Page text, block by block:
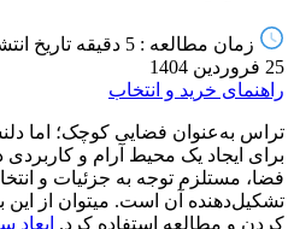
زمان مطالعه : 5 دقیقه تاریخ انتشار : 03
25 فروردین 1404
راهنمای خرید و انتخاب
تراس به‌عنوان فضایی کوچک؛ اما
برای ایجاد یک محیط آرام و کاربردی
فضا، مستلزم توجه به جزئیات و
تشکیل‌دهنده آن است. میتوان از
کردن و مطالعه استفاده کرد.